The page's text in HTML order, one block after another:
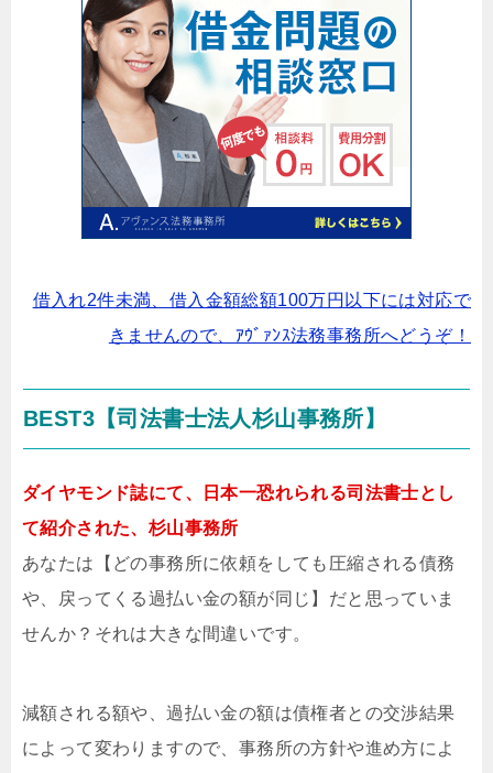
借入れ2件未満、借入金額総額100万円以下には対応で
きませんので、ｱｳﾞｧﾝｽ法務事務所へどうぞ！
BEST3【司法書士法人杉山事務所】
ダイヤモンド誌にて、日本一恐れられる司法書士とし
て紹介された、杉山事務所
あなたは【どの事務所に依頼をしても圧縮される債務
や、戻ってくる過払い金の額が同じ】だと思っていま
せんか？それは大きな間違いです。
減額される額や、過払い金の額は債権者との交渉結果
によって変わりますので、事務所の方針や進め方によ